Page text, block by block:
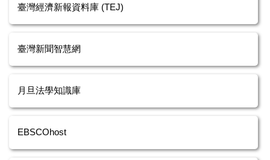
臺灣經濟新報資料庫 (TEJ)
臺灣新聞智慧網
月旦法學知識庫
EBSCOhost